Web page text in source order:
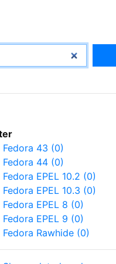
Fedora 43 (0)
Fedora 44 (0)
Fedora EPEL 10.2 (0)
Fedora EPEL 10.3 (0)
Fedora EPEL 8 (0)
Fedora EPEL 9 (0)
Fedora Rawhide (0)